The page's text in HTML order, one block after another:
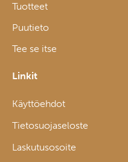
Tuotteet
Puutieto
Tee se itse
Linkit
Käyttöehdot
Tietosuojaseloste
Laskutusosoite